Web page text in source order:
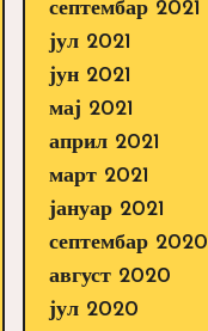
септембар 2021
јул 2021
јун 2021
мај 2021
април 2021
март 2021
јануар 2021
септембар 2020
август 2020
јул 2020